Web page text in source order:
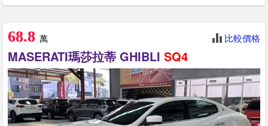
68.8 萬 比較價格
MASERATI瑪莎拉蒂 GHIBLI SQ4